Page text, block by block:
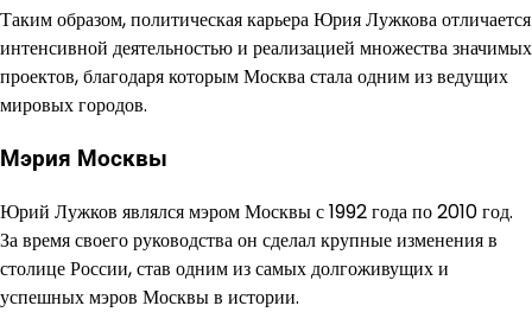
Таким образом, политическая карьера Юрия Лужкова отличается
интенсивной деятельностью и реализацией множества значимых
проектов, благодаря которым Москва стала одним из ведущих
мировых городов.
Мэрия Москвы
Юрий Лужков являлся мэром Москвы с 1992 года по 2010 год.
За время своего руководства он сделал крупные изменения в
столице России, став одним из самых долгоживущих и
успешных мэров Москвы в истории.